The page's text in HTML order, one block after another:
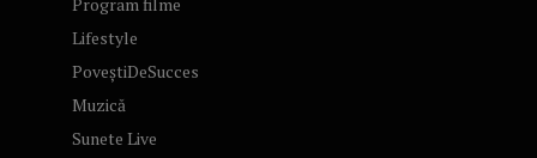
Lifestyle
PoveștiDeSucces
Muzică
Sunete Live